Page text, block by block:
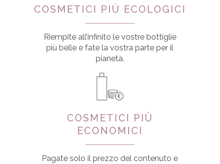
COSMETICI PIÙ ECOLOGICI
Riempite all’infinito le vostre bottiglie
più belle e fate la vostra parte per il
pianeta.
COSMETICI PIÙ
ECONOMICI
Pagate solo il prezzo del contenuto e